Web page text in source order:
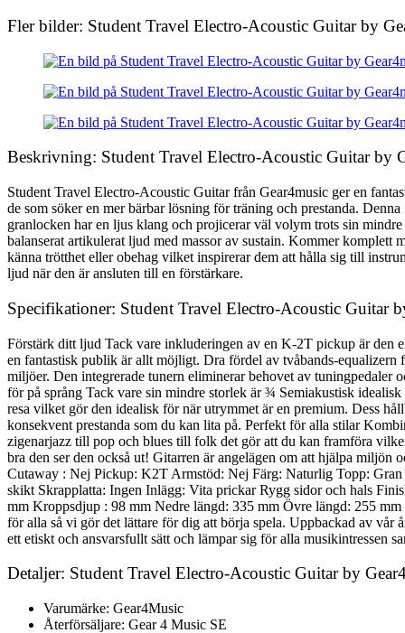
Fler bilder: Student Travel Electro-Acoustic Guitar by
Beskrivning: Student Travel Electro-Acoustic Guitar by
Student Travel Electro-Acoustic Guitar från Gear4music ger en
de som söker en mer bärbar lösning för träning och prestanda.
granlocken har en ljus klang och projicerar väl volym trots sin
balanserat artikulerat ljud med massor av sustain. Kommer
känna trötthet eller obehag vilket inspirerar dem att hålla sig till
ljud när den är ansluten till en förstärkare.
Specifikationer: Student Travel Electro-Acoustic Guitar
Förstärk ditt ljud Tack vare inkluderingen av en K-2T pickup är den
en fantastisk publik är allt möjligt. Dra fördel av tvåbands-equalizern
miljöer. Den integrerade tunern eliminerar behovet av
för på språng Tack vare sin mindre storlek är ¾ Semiakustisk
resa vilket gör den idealisk för när utrymmet är en premium. Dess
konsekvent prestanda som du kan lita på. Perfekt för alla stilar
zigenarjazz till pop och blues till folk det gör att du kan framföra
bra den ser den också ut! Gitarren är angelägen om att hjälpa
Cutaway : Nej Pickup: K2T Armstöd: Nej Färg: Naturlig Topp:
skikt Skrapplatta: Ingen Inlägg: Vita prickar Rygg sidor och hals
mm Kroppsdjup : 98 mm Nedre längd: 335 mm Övre längd: 255
för alla så vi gör det lättare för dig att börja spela. Uppbackad av
ett etiskt och ansvarsfullt sätt och lämpar sig för alla musikintressen
Detaljer: Student Travel Electro-Acoustic Guitar by
Varumärke: Gear4Music
Återförsäljare: Gear 4 Music SE